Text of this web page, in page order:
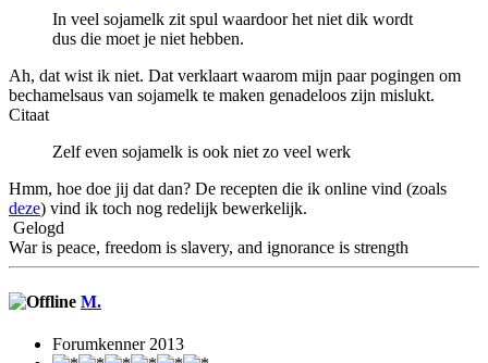
In veel sojamelk zit spul waardoor het niet dik wordt
dus die moet je niet hebben.
Ah, dat wist ik niet. Dat verklaart waarom mijn paar pogingen om
bechamelsaus van sojamelk te maken genadeloos zijn mislukt.
Citaat
Zelf even sojamelk is ook niet zo veel werk
Hmm, hoe doe jij dat dan? De recepten die ik online vind (zoals
deze) vind ik toch nog redelijk bewerkelijk.
Gelogd
War is peace, freedom is slavery, and ignorance is strength
M.
Forumkenner 2013